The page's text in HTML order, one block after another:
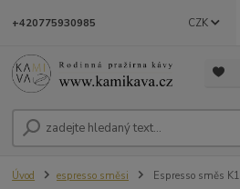
CZK
+420775930985
Úvod espresso směsi Espresso směs K1